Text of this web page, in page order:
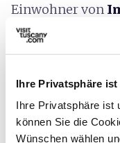
Ihre Privatsphäre
Ihre Privatsphäre ist
können Sie die
Wünschen wählen
Einwohner von
Florenz,
dasTraubenfest
Die
Frucht fast einen
September bis